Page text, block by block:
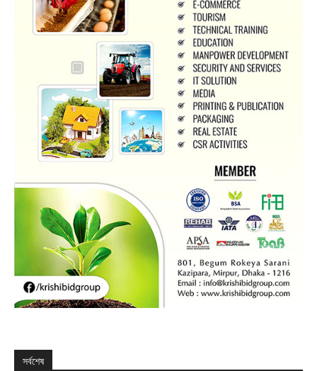
সর্বশেষ